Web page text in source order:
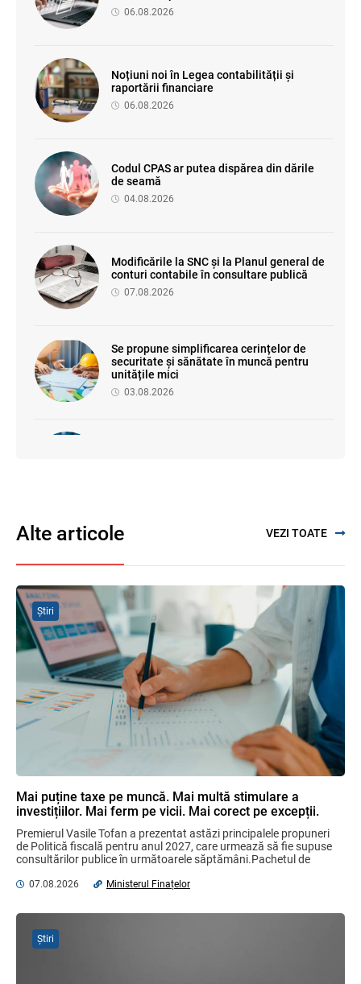
06.08.2026
Noțiuni noi în Legea contabilității și
raportării financiare
06.08.2026
Codul CPAS ar putea dispărea din dările
de seamă
04.08.2026
Modificările la SNC și la Planul general de
conturi contabile în consultare publică
07.08.2026
Se propune simplificarea cerințelor de
securitate și sănătate în muncă pentru
unitățile mici
03.08.2026
Se propune modificarea Legii auditului —
SFS a anunțat programul de seminare
pentru luna august 2026
03.08.2026
Garanția financiară pentru refacerea
mediului la exploatarea resurselor
minerale
Domenii supuse controalelor fiscale
operative în luna august 2026
05.08.2026 Serviciul Fiscal de Stat
Alte articole VEZI TOATE
Mai puține taxe pe muncă. Mai multă stimulare a
investițiilor. Mai ferm pe vicii. Mai corect pe excepții.
Premierul Vasile Tofan a prezentat astăzi principalele propuneri
de Politică fiscală pentru anul 2027, care urmează să fie supuse
consultărilor publice în următoarele săptămâni.Pachetul de
07.08.2026 Ministerul Finațelor
Știri
Știri